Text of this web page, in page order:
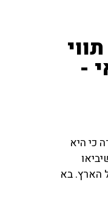
-
כי היא
הארץ. בא